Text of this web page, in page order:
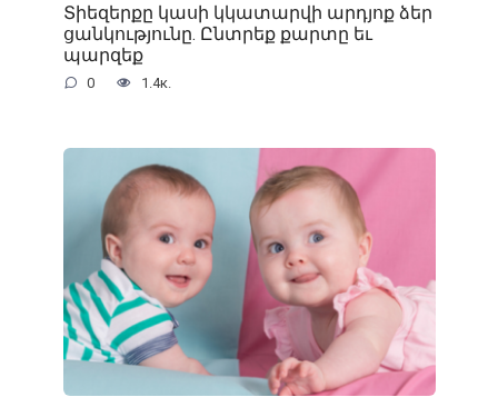
Տիեզերքը կասի կկատարվի արդյոք ձեր
ցանկությունը. Ընտրեք քարտը եւ
պարզեք
0 1.4к.